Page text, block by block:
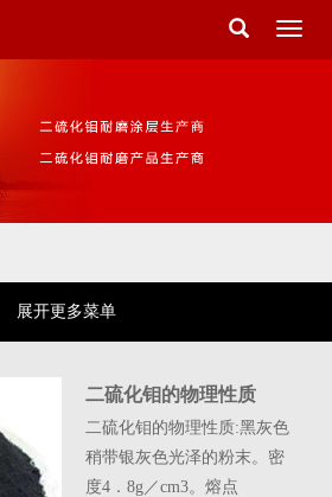
展开更多菜单
二硫化钼的物理性质
二硫化钼的物理性质:黑灰色
稍带银灰色光泽的粉末。密
度4．8g／cm3。熔点